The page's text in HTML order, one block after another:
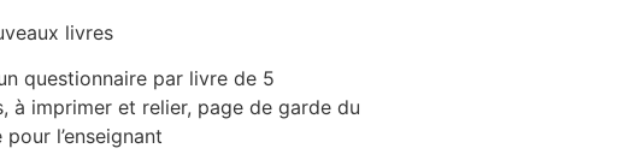
livres
questionnaire par livre de 5
à imprimer et relier, page de garde du
l’enseignant